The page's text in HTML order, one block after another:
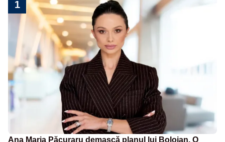
1
Ana Maria Păcuraru demască planul lui Bolojan. O